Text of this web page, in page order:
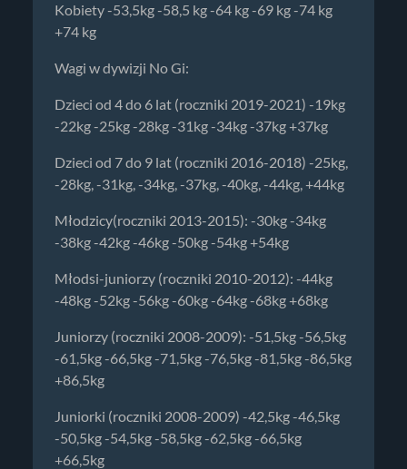
Kobiety -53,5kg -58,5 kg -64 kg -69 kg -74 kg
+74 kg
Wagi w dywizji No Gi:
Dzieci od 4 do 6 lat (roczniki 2019-2021) -19kg
-22kg -25kg -28kg -31kg -34kg -37kg +37kg
Dzieci od 7 do 9 lat (roczniki 2016-2018) -25kg,
-28kg, -31kg, -34kg, -37kg, -40kg, -44kg, +44kg
Młodzicy(roczniki 2013-2015): -30kg -34kg
-38kg -42kg -46kg -50kg -54kg +54kg
Młodsi-juniorzy (roczniki 2010-2012): -44kg
-48kg -52kg -56kg -60kg -64kg -68kg +68kg
Juniorzy (roczniki 2008-2009): -51,5kg -56,5kg
-61,5kg -66,5kg -71,5kg -76,5kg -81,5kg -86,5kg
+86,5kg
Juniorki (roczniki 2008-2009) -42,5kg -46,5kg
-50,5kg -54,5kg -58,5kg -62,5kg -66,5kg
+66,5kg